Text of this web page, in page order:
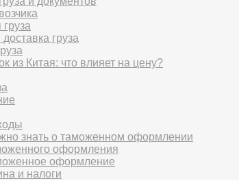
груза
из Китая: что влияет на цену?
знать о таможенном оформлении
оформления
оформление
и налоги